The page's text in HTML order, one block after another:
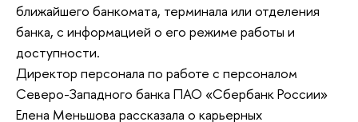
ближайшего банкомата, терминала или отделения
банка, с информацией о его режиме работы и
доступности.
Директор персонала по работе с персоналом
Северо-Западного банка ПАО «Сбербанк России»
Елена Меньшова рассказала о карьерных